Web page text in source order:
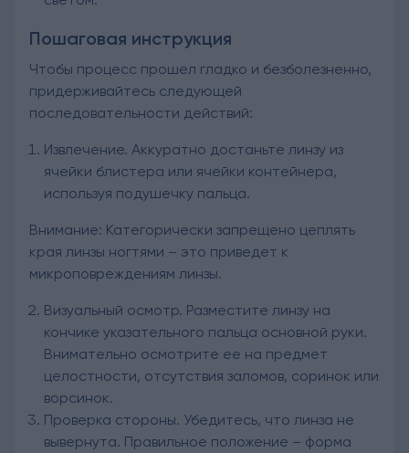
Пошаговая инструкция
Чтобы процесс прошел гладко и безболезненно,
придерживайтесь следующей
последовательности действий:
Извлечение. Аккуратно достаньте линзу из
ячейки блистера или ячейки контейнера,
используя подушечку пальца.
Внимание: Категорически запрещено цеплять
края линзы ногтями – это приведет к
микроповреждениям линзы.
Визуальный осмотр. Разместите линзу на
кончике указательного пальца основной руки.
Внимательно осмотрите ее на предмет
целостности, отсутствия заломов, соринок или
ворсинок.
Проверка стороны. Убедитесь, что линза не
вывернута. Правильное положение – форма